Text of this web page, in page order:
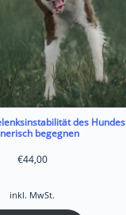
des Hundes
begegnen
€44,00
inkl. MwSt.